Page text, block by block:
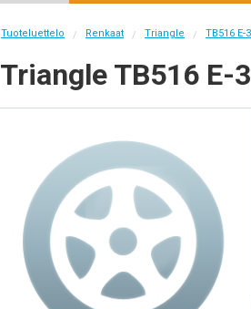
Tuoteluettelo / Renkaat / Triangle / TB516 E-
Triangle TB516 E-